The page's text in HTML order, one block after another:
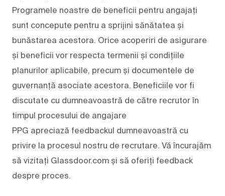
Programele noastre de beneficii pentru angajați
sunt concepute pentru a sprijini sănătatea și
bunăstarea acestora. Orice acoperiri de asigurare
și beneficii vor respecta termenii și condițiile
planurilor aplicabile, precum și documentele de
guvernanță asociate acestora. Beneficiile vor fi
discutate cu dumneavoastră de către recrutor în
timpul procesului de angajare
PPG apreciază feedbackul dumneavoastră cu
privire la procesul nostru de recrutare. Vă încurajăm
să vizitați Glassdoor.com și să oferiți feedback
despre proces.